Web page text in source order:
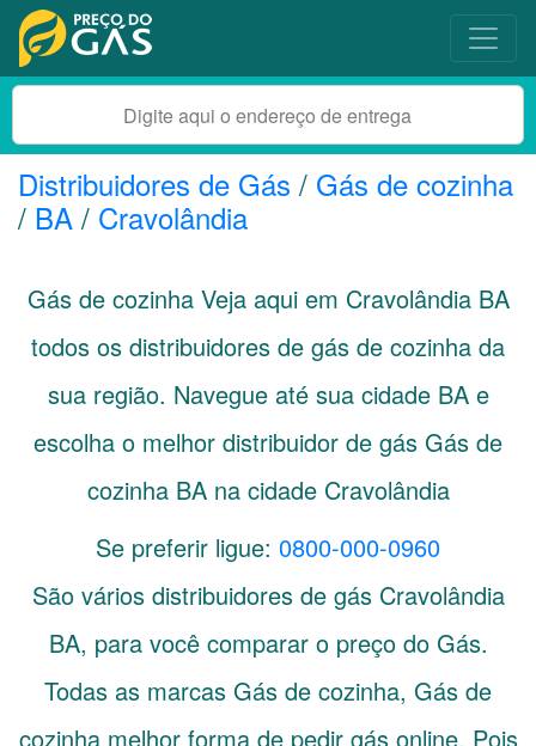
Distribuidores de Gás / Gás de cozinha
/ BA / Cravolândia
Gás de cozinha Veja aqui em Cravolândia BA
todos os distribuidores de gás de cozinha da
sua região. Navegue até sua cidade BAe
escolha o melhor distribuidor de gás Gás de
cozinha BA na cidade Cravolândia
Se preferir ligue: 0800-000-0960
São vários distribuidores de gás Cravolândia
BA, para você comparar o preço do Gás.
Todas as marcas Gás de cozinha, Gás de
cozinha melhor forma de pedir gás online. Pois